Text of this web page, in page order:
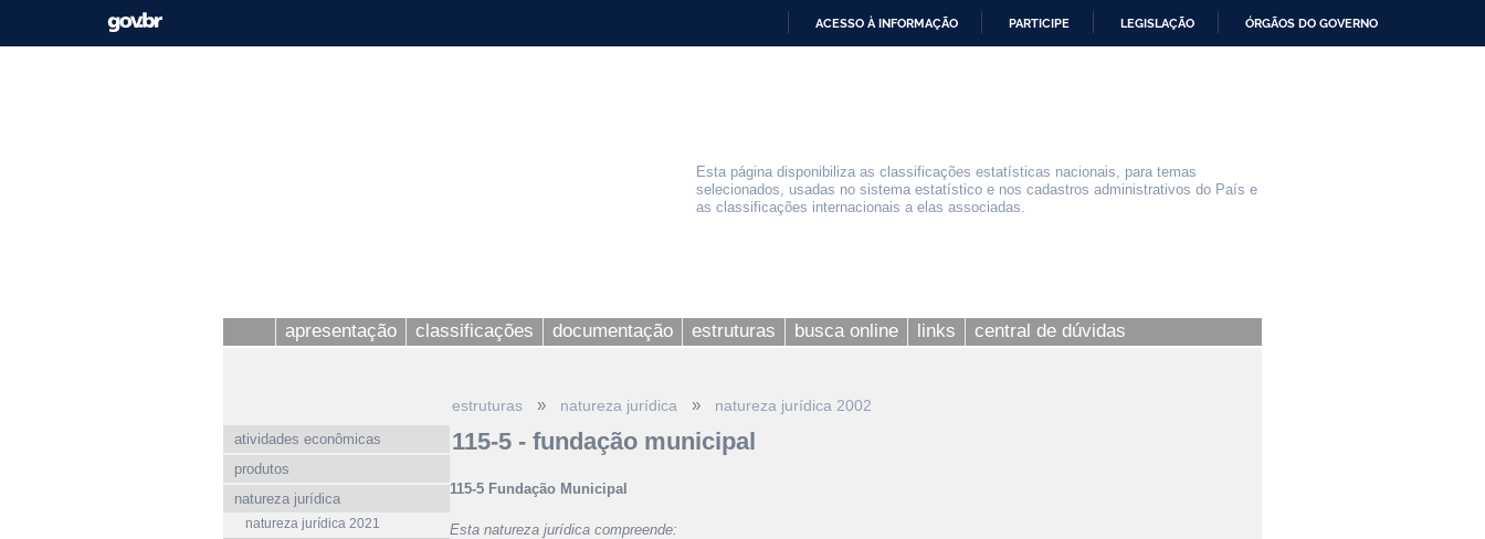
ACESSO À INFORMAÇÃO PARTICIPE LEGISLAÇÃO ÓRGÃOS DO GOVERNO
Esta página disponibiliza as classificações estatísticas nacionais, para temas
selecionados, usadas no sistema estatístico e nos cadastros administrativos do País e
as classificações internacionais a elas associadas.
apresentação classificações documentação estruturas busca online links central de dúvidas
atividades econômicas
produtos
natureza jurídica
natureza jurídica 2021
estruturas » natureza jurídica » natureza jurídica 2002
115-5 - fundação municipal
115-5 Fundação Municipal
Esta natureza jurídica compreende: